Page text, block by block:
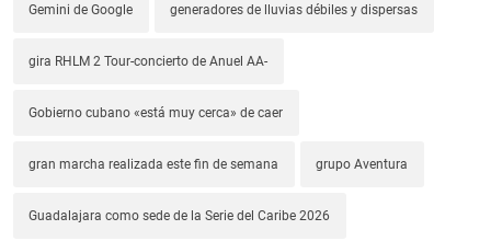
Gemini de Google generadores de lluvias débiles y dispersas
gira RHLM 2 Tour-concierto de Anuel AA-
Gobierno cubano «está muy cerca» de caer
gran marcha realizada este fin de semana grupo Aventura
Guadalajara como sede de la Serie del Caribe 2026